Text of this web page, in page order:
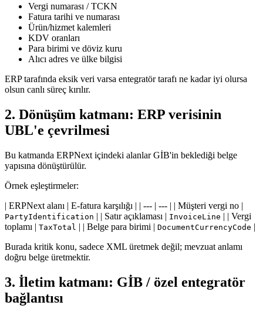
Vergi numarası / TCKN
Fatura tarihi ve numarası
Ürün/hizmet kalemleri
KDV oranları
Para birimi ve döviz kuru
Alıcı adres ve ülke bilgisi
ERP tarafında eksik veri varsa entegratör tarafı ne kadar iyi olursa
olsun canlı süreç kırılır.
2. Dönüşüm katmanı: ERP verisinin
UBL'e çevrilmesi
Bu katmanda ERPNext içindeki alanlar GİB'in beklediği belge
yapısına dönüştürülür.
Örnek eşleştirmeler:
| ERPNext alanı | E-fatura karşılığı | | --- | --- | | Müşteri vergi no |
PartyIdentification | | Satır açıklaması | InvoiceLine | | Vergi
toplamı | TaxTotal | | Belge para birimi | DocumentCurrencyCode |
Burada kritik konu, sadece XML üretmek değil; mevzuat anlamı
doğru belge üretmektir.
3. İletim katmanı: GİB / özel entegratör
bağlantısı